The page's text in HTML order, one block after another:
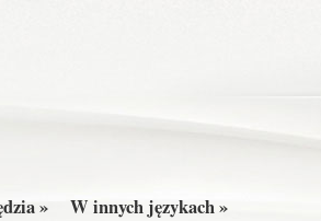
» W innych językach »